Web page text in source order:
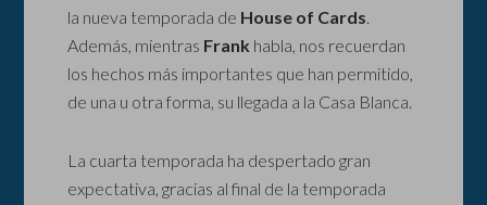
la nueva temporada de House of Cards.
Además, mientras Frank habla, nos recuerdan
los hechos más importantes que han permitido,
de una u otra forma, su llegada a la Casa Blanca.
La cuarta temporada ha despertado gran
expectativa, gracias al final de la temporada